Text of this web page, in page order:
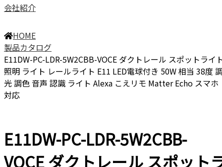
会社紹介
HOME
製品カタログ
E11DW-PC-LDR-5W2CBB-VOCE ダクトレール スポットライ
照明 ライト レールライト E11 LED電球付き 50W 相当 38度
光 調色 音声 認識 ライト Alexa こえリモ Matter Echo スマホ
対応
E11DW-PC-LDR-5W2CBB-
VOCE ダクトレール スポット